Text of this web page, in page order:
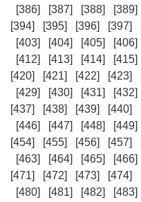
[386]
[387] [388] [389]
[394]
[395] [396] [397]
[403]
[404] [405] [406]
[412]
[413] [414] [415]
[420]
[421] [422] [423]
[429]
[430] [431] [432]
[437]
[438] [439] [440]
[446]
[447] [448] [449]
[454]
[455] [456] [457]
[463]
[464] [465] [466]
[471]
[472] [473] [474]
[480]
[481] [482] [483]